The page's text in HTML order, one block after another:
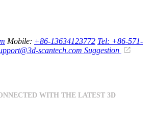
Mobile: +86-13634123772 Tel: +86-571-
scantech.com Suggestion